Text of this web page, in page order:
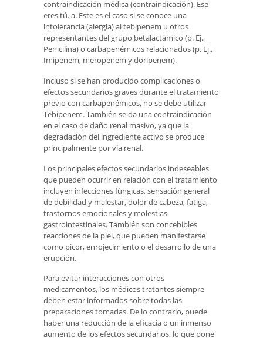
contraindicación médica (contraindicación). Ese
eres tú. a. Este es el caso si se conoce una
intolerancia (alergia) al tebipenem u otros
representantes del grupo betalactámico (p. Ej.,
Penicilina) o carbapenémicos relacionados (p. Ej.,
Imipenem, meropenem y doripenem).
Incluso si se han producido complicaciones o
efectos secundarios graves durante el tratamiento
previo con carbapenémicos, no se debe utilizar
Tebipenem. También se da una contraindicación
en el caso de daño renal masivo, ya que la
degradación del ingrediente activo se produce
principalmente por vía renal.
Los principales efectos secundarios indeseables
que pueden ocurrir en relación con el tratamiento
incluyen infecciones fúngicas, sensación general
de debilidad y malestar, dolor de cabeza, fatiga,
trastornos emocionales y molestias
gastrointestinales. También son concebibles
reacciones de la piel, que pueden manifestarse
como picor, enrojecimiento o el desarrollo de una
erupción.
Para evitar interacciones con otros
medicamentos, los médicos tratantes siempre
deben estar informados sobre todas las
preparaciones tomadas. De lo contrario, puede
haber una reducción de la eficacia o un inmenso
aumento de los efectos secundarios, lo que pone